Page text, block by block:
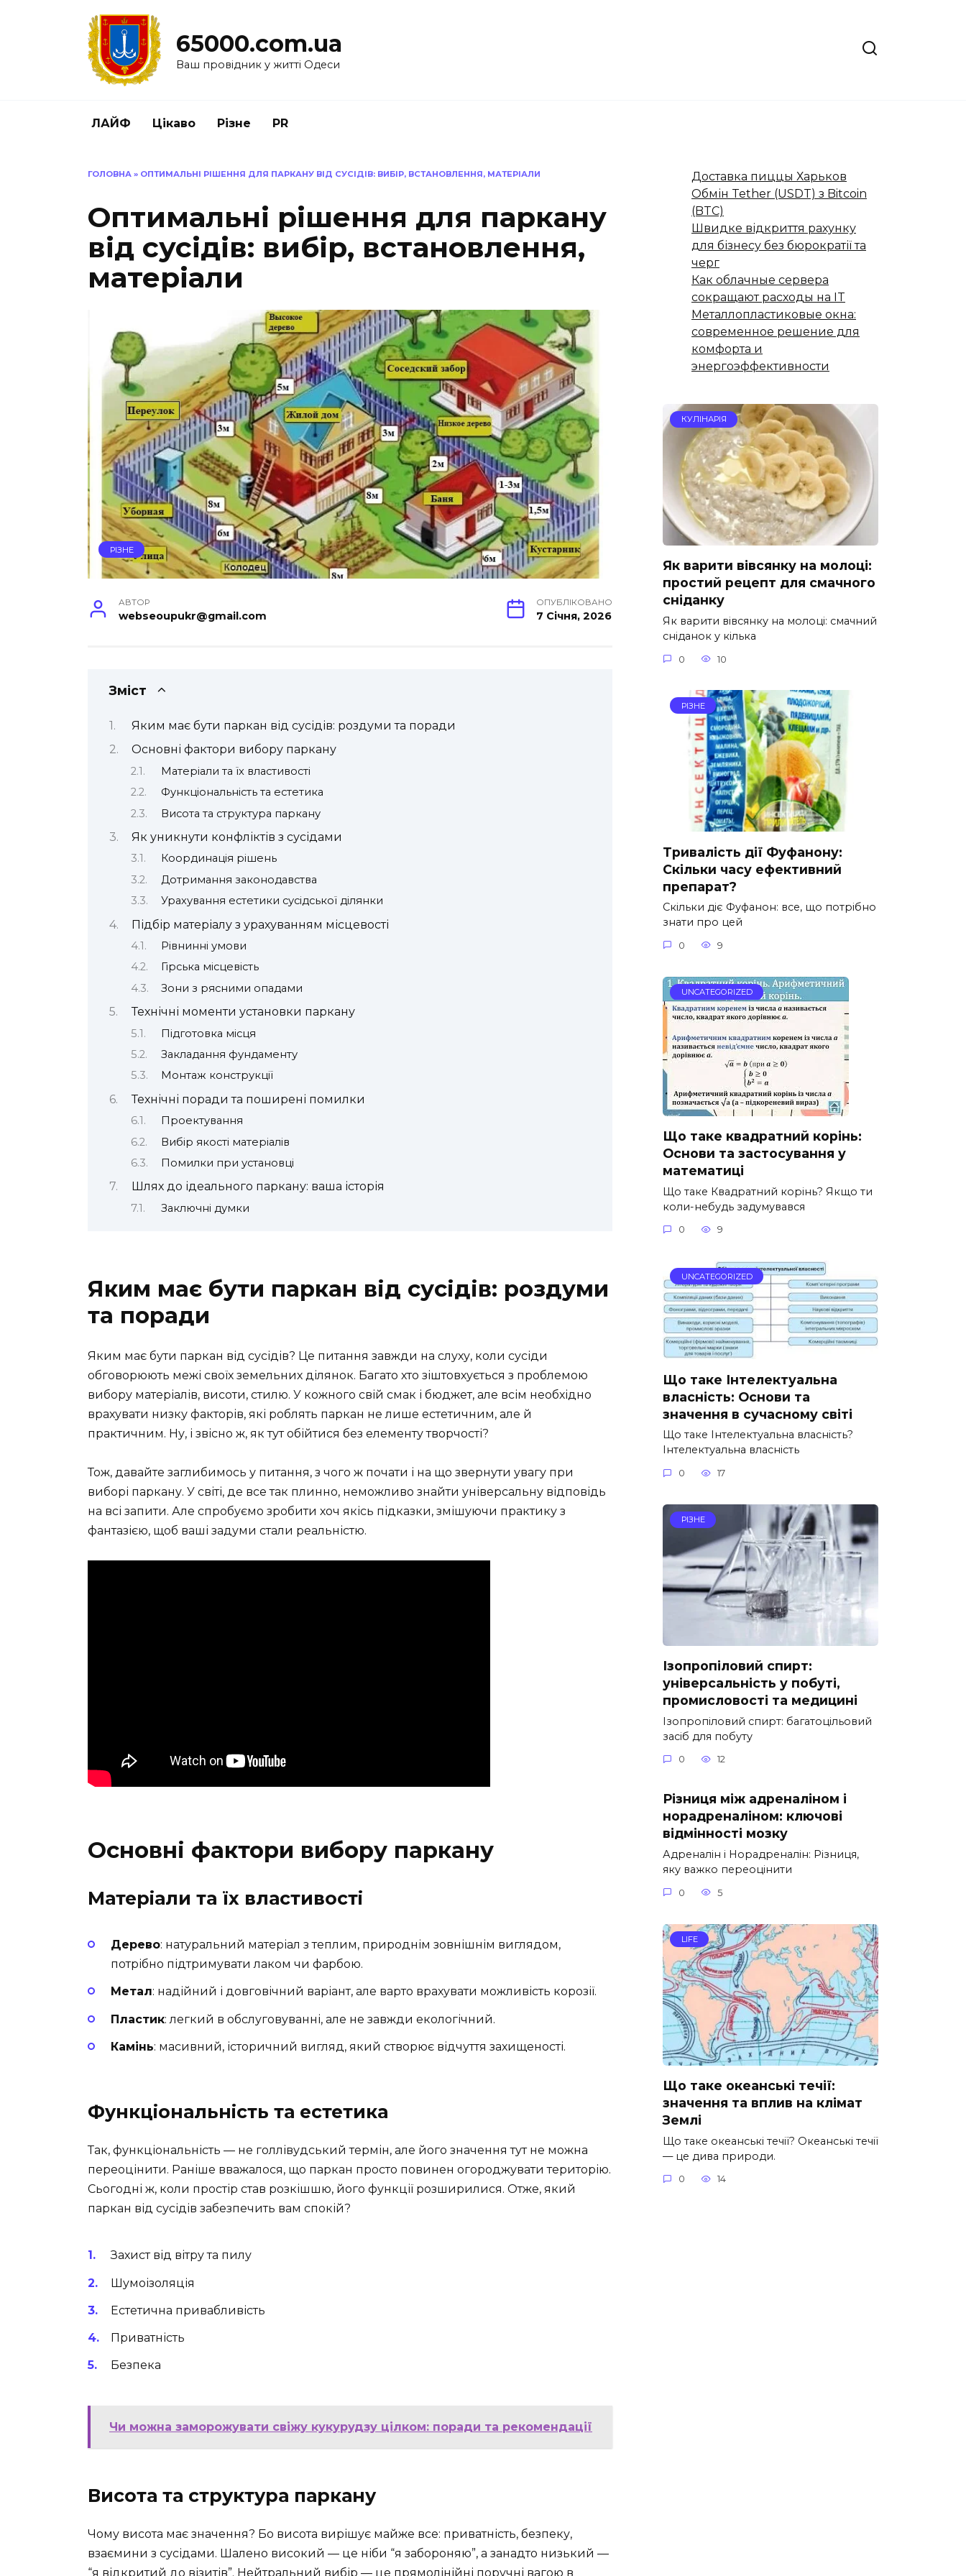
65000.com.ua
Ваш провідник у житті Одеси
ЛАЙФ Цікаво Різне PR
ГОЛОВНА » ОПТИМАЛЬНІ РІШЕННЯ ДЛЯ ПАРКАНУ ВІД СУСІДІВ: ВИБІР, ВСТАНОВЛЕННЯ, МАТЕРІАЛИ
Оптимальні рішення для паркану
від сусідів: вибір, встановлення,
матеріали
РІЗНЕ
АВТОР
webseoupukr@gmail.com
ОПУБЛІКОВАНО
7 Січня, 2026
Зміст
Яким має бути паркан від сусідів: роздуми та поради
Основні фактори вибору паркану
Матеріали та їх властивості
Функціональність та естетика
Висота та структура паркану
Як уникнути конфліктів з сусідами
Координація рішень
Дотримання законодавства
Урахування естетики сусідської ділянки
Підбір матеріалу з урахуванням місцевості
Рівнинні умови
Гірська місцевість
Зони з рясними опадами
Технічні моменти установки паркану
Підготовка місця
Закладання фундаменту
Монтаж конструкції
Технічні поради та поширені помилки
Проектування
Вибір якості матеріалів
Помилки при установці
Шлях до ідеального паркану: ваша історія
Заключні думки
Яким має бути паркан від сусідів: роздуми
та поради
Яким має бути паркан від сусідів? Це питання завжди на слуху, коли сусіди
обговорюють межі своїх земельних ділянок. Багато хто зіштовхується з проблемою
вибору матеріалів, висоти, стилю. У кожного свій смак і бюджет, але всім необхідно
врахувати низку факторів, які роблять паркан не лише естетичним, але й
практичним. Ну, і звісно ж, як тут обійтися без елементу творчості?
Тож, давайте заглибимось у питання, з чого ж почати і на що звернути увагу при
виборі паркану. У світі, де все так плинно, неможливо знайти універсальну відповідь
на всі запити. Але спробуємо зробити хоч якісь підказки, змішуючи практику з
фантазією, щоб ваші задуми стали реальністю.
Основні фактори вибору паркану
Матеріали та їх властивості
Дерево: натуральний матеріал з теплим, природнім зовнішнім виглядом,
потрібно підтримувати лаком чи фарбою.
Метал: надійний і довговічний варіант, але варто врахувати можливість корозії.
Пластик: легкий в обслуговуванні, але не завжди екологічний.
Камінь: масивний, історичний вигляд, який створює відчуття захищеності.
Функціональність та естетика
Так, функціональність — не голлівудський термін, але його значення тут не можна
переоцінити. Раніше вважалося, що паркан просто повинен огороджувати територію.
Сьогодні ж, коли простір став розкішшю, його функції розширилися. Отже, який
паркан від сусідів забезпечить вам спокій?
Захист від вітру та пилу
Шумоізоляція
Естетична привабливість
Приватність
Безпека
Чи можна заморожувати свіжу кукурудзу цілком: поради та рекомендації
Висота та структура паркану
Чому висота має значення? Бо висота вирішує майже все: приватність, безпеку,
взаємини з сусідами. Шалено високий — це ніби “я забороняю”, а занадто низький —
“я відкритий до візитів”. Нейтральний вибір — це прямолінійні поручні вагою в
Доставка пиццы Харьков
Обмін Tether (USDT) з Bitcoin
(BTC)
Швидке відкриття рахунку
для бізнесу без бюрократії та
черг
Как облачные сервера
сокращают расходы на IT
Металлопластиковые окна:
современное решение для
комфорта и
энергоэффективности
КУЛІНАРІЯ
Як варити вівсянку на молоці:
простий рецепт для смачного
сніданку
Як варити вівсянку на молоці: смачний
сніданок у кілька
0 10
РІЗНЕ
Тривалість дії Фуфанону:
Скільки часу ефективний
препарат?
Скільки діє Фуфанон: все, що потрібно
знати про цей
0 9
UNCATEGORIZED
Що таке квадратний корінь:
Основи та застосування у
математиці
Що таке Квадратний корінь? Якщо ти
коли-небудь задумувався
0 9
UNCATEGORIZED
Що таке Інтелектуальна
власність: Основи та
значення в сучасному світі
Що таке Інтелектуальна власність?
Інтелектуальна власність
0 17
РІЗНЕ
Ізопропіловий спирт:
універсальність у побуті,
промисловості та медицині
Ізопропіловий спирт: багатоцільовий
засіб для побуту
0 12
Різниця між адреналіном і
норадреналіном: ключові
відмінності мозку
Адреналін і Норадреналін: Різниця,
яку важко переоцінити
0 5
LIFE
Що таке океанські течії:
значення та вплив на клімат
Землі
Що таке океанські течії? Океанські течії
— це дива природи.
0 14